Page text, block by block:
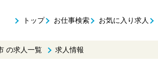
トップ お仕事検索 お気に入り求人
の求人一覧 求人情報